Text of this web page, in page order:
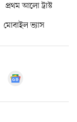
প্রথম আলো ট্রাস্ট
মোবাইল ভ্যাস